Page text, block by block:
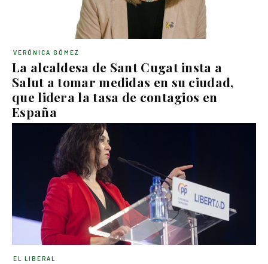
La alcaldesa de Sant Cugat insta a
Salut a tomar medidas en su ciudad,
que lidera la tasa de contagios en
España
VERÓNICA GÓMEZ
EL LIBERAL